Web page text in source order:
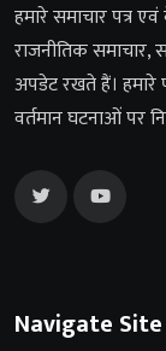
हमारे समाचार पत्र
राजनीतिक समाचार,
अपडेट रखते हैं। हमारे
वर्तमान घटनाओं पर
Navigate Site